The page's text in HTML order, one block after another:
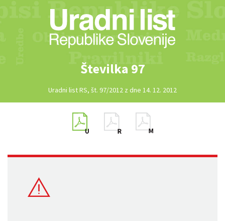
Številka 97
Uradni list RS, št. 97/2012 z dne 14. 12. 2012